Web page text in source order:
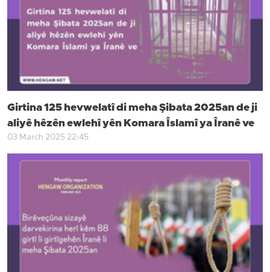
Girtina 125 hevwelatî di meha Şibata 2025an de ji
aliyê hêzên ewlehî yên Komara Îslamî ya Îranê ve
03 March 2025 22:45